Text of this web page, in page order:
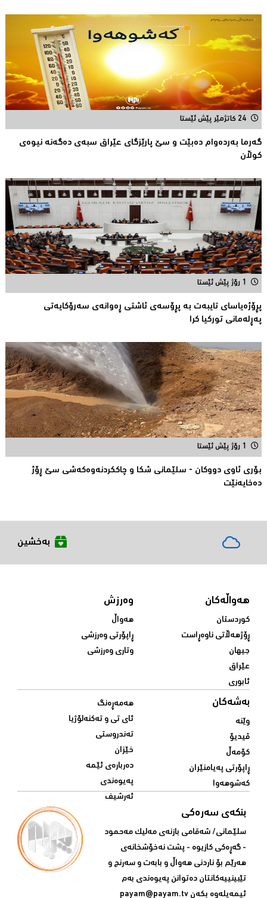
24 کاتژمێر پێش ئێستا
گەرما بەردەوام دەبێت و سێ پارێزگای عێراق سبەی دەگەنە نیوەی
كوڵان
1 رۆژ پێش ئێستا
پڕۆژەیاسای تایبەت بە پڕۆسەی ئاشتی ڕەوانەی سەرۆكایەتی
پەڕلەمانی توركیا كرا
1 رۆژ پێش ئێستا
بۆری ئاوی دووکان - سلێمانی شکا و چاککردنەوەکەشى سێ ڕۆژ
دەخایەنێت
بەخشین
هەواڵەکان
کوردستان
ڕۆژهەڵاتی ناوەڕاست
جیهان
عێراق
ئابوری
وەرزش
هەواڵ
ڕاپۆرتی وەرزشی
وتاری وەرزشی
بەشەکان
وێنە
ڤیدیۆ
کۆمەڵ
ڕاپۆرتی پەیامنێران
کەشوهەوا
هەمەڕەنگ
ئای تی و تەکنەلۆژیا
تەندروستی
خێزان
دەربارەی ئێمە
پەیوەندی
ئەرشیف
بنکەی سەرەکی
سلێمانی/ شه‌قامی بازنه‌ی مه‌لیک مه‌حمود
- گه‌ڕه‌کی کازیوه‌ - پشت نه‌خۆشخانه‌ی‌
هه‌رێم بۆ ناردنی‌ هه‌واڵ و بابه‌ت و سه‌رنج و
تێبینییه‌كانتان ده‌توانن په‌یوه‌ندی‌ به‌م
ئیمه‌یله‌وه‌ بكه‌ن payam@payam.tv